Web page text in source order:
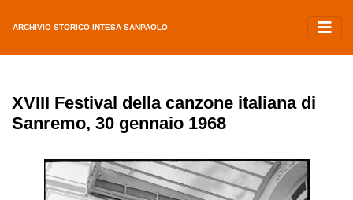
ARCHIVIO STORICO INTESA SANPAOLO
XVIII Festival della canzone italiana di
Sanremo, 30 gennaio 1968